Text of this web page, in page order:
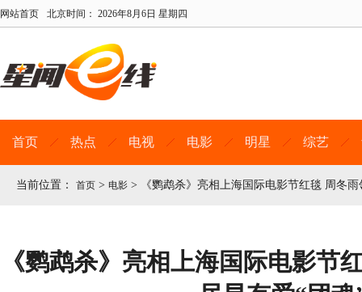
网站首页 北京时间： 2026年8月6日 星期四
首页 热点 电视 电影 明星 综艺
当前位置： 首页 > 电影 > 《鹦鹉杀》亮相上海国际电影节红毯 周冬
《鹦鹉杀》亮相上海国际电影节